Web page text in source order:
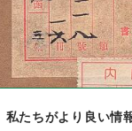
私たちがより良い情